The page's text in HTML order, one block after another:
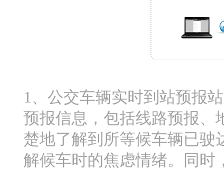
1、公交车辆实时到站预报
预报信息，包括线路预报、
楚地了解到所等候车辆已驶
解候车时的焦虑情绪。同时